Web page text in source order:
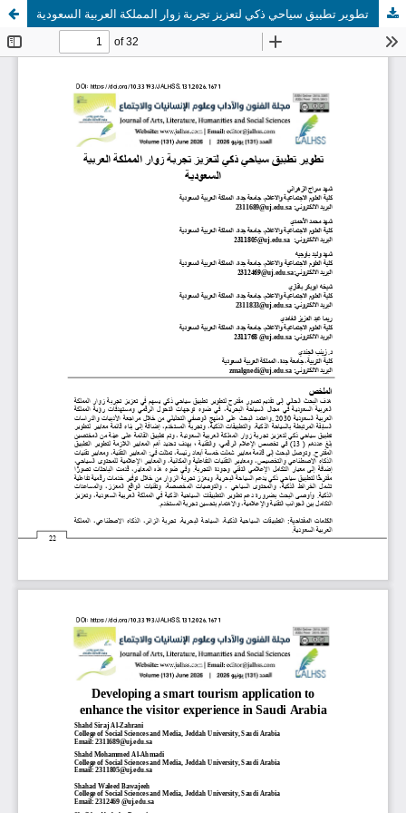
تطوير تطبيق سياحي ذكي لتعزيز تجربة زوار المملكة العربية السعودية